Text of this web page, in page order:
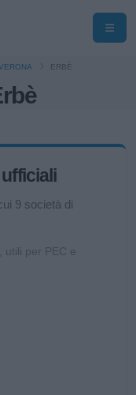
ERBÈ
9 società di
utili per PEC e